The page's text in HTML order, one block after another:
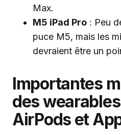
Max.
M5 iPad Pro : Peu
puce M5, mais les
devraient être un
Importantes
des
AirPods et